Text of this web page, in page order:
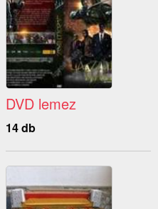
DVD lemez
14 db